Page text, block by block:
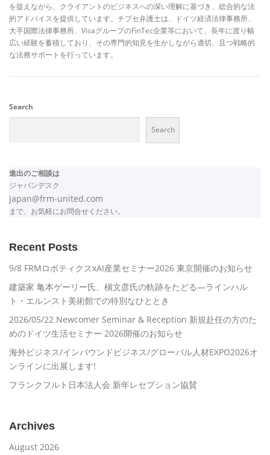
を捉えながら、クライアントのビジネスへの深い理解に基づき、総合的な法
的アドバイスを提供しています。チプセ弁護士は、ドイツ経済法律事務所、
大手国際法律事務所、VisaグループのFinTec企業等において、長年に渡り幅
広い経験を蓄積しており、その専門的知見を生かしながら適切、且つ戦略的
な法務サポートを行っています。
Search
Search
進出のご相談は
ジャパンデスク
japan@frm-united.com
まで、お気軽にお問合せください。
Recent Posts
9/8 FRMロボティクスxAI産業セミナー2026 東京開催のお知らせ
建築家 亀本ゲーリー氏、槇文彦氏の軌跡をたどる―ラインハル
ト・エルンスト美術館での特別なひととき
2026/05/22 Newcomer Seminar & Reception 新規赴任の方のた
めのドイツ生活セミナー 2026開催のお知らせ
海外ビジネス/インバウンドビジネス/グローバル人材EXPO2026オ
ンラインに出展します!
フランクフルト日本法人会 新年レセプション協賛
Archives
August 2026